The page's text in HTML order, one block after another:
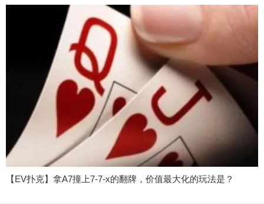
【EV扑克】拿A7撞上7-7-x的翻牌，价值最大化的玩法是？